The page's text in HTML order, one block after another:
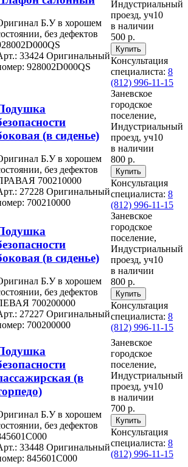
Б.У в хорошем
без дефектов
33424 Оригинальный
928002D000QS
Индустриальный
проезд, уч10
в наличии
500 р.
Консультация
специалиста: 8
(812) 996-11-15
(в сиденье)
Б.У в хорошем
без дефектов
700210000
27228 Оригинальный
700210000
Заневское
городское
поселение,
Индустриальный
проезд, уч10
в наличии
800 р.
Консультация
специалиста: 8
(812) 996-11-15
(в сиденье)
Б.У в хорошем
без дефектов
700200000
27227 Оригинальный
700200000
Заневское
городское
поселение,
Индустриальный
проезд, уч10
в наличии
800 р.
Консультация
специалиста: 8
(812) 996-11-15
(в
Б.У в хорошем
без дефектов
33448 Оригинальный
845601C000
Заневское
городское
поселение,
Индустриальный
проезд, уч10
в наличии
700 р.
Консультация
специалиста: 8
(812) 996-11-15